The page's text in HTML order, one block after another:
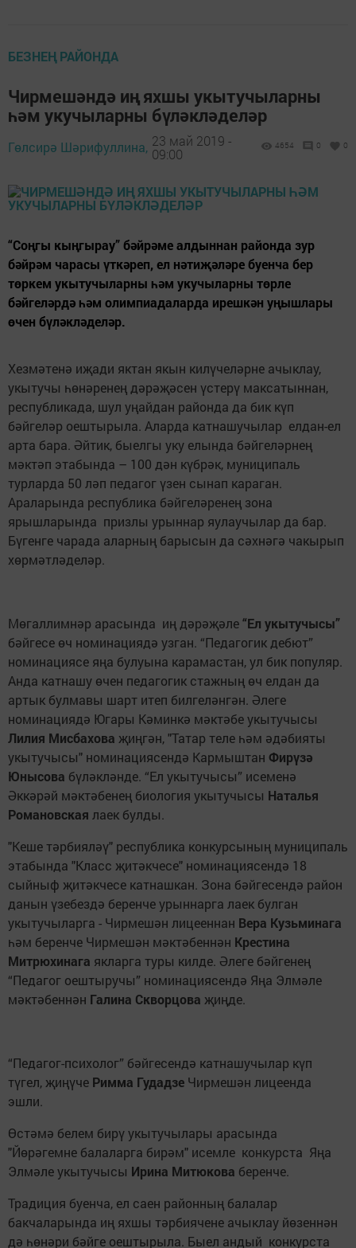
БЕЗНЕҢ РАЙОНДА
Чирмешәндә иң яхшы укытучыларны
һәм укучыларны бүләкләделәр
Гөлсирә Шәрифуллина, 23 май 2019 -
09:00
4654 0 0
“Соңгы кыңгырау” бәйрәме алдыннан районда зур
бәйрәм чарасы үткәреп, ел нәтиҗәләре буенча бер
төркем укытучыларны һәм укучыларны төрле
бәйгеләрдә һәм олимпиадаларда ирешкән уңышлары
өчен бүләкләделәр.
Хезмәтенә иҗади яктан якын килүчеләрне ачыклау,
укытучы һөнәренең дәрәҗәсен үстерү максатыннан,
республикада, шул уңайдан районда да бик күп
бәйгеләр оештырыла. Аларда катнашучылар елдан-ел
арта бара. Әйтик, быелгы уку елында бәйгеләрнең
мәктәп этабында – 100 дән күбрәк, муниципаль
турларда 50 ләп педагог үзен сынап караган.
Араларында республика бәйгеләренең зона
ярышларында призлы урыннар яулаучылар да бар.
Бүгенге чарада аларның барысын да сәхнәгә чакырып
хөрмәтләделәр.
Мөгаллимнәр арасында иң дәрәҗәле“Ел укытучысы”
бәйгесе өч номинациядә узган. “Педагогик дебют”
номинациясе яңа булуына карамастан, ул бик популяр.
Анда катнашу өчен педагогик стажның өч елдан да
артык булмавы шарт итеп билгеләнгән. Әлеге
номинациядә Югары Кәминкә мәктәбе укытучысы
Лилия Мисбахова җиңгән, "Татар теле һәм әдәбияты
укытучысы" номинациясендә Кармыштан Фирүзә
Юнысова бүләкләнде. “Ел укытучысы” исеменә
Әккәрәй мәктәбенең биология укытучысы Наталья
Романовская лаек булды.
"Кеше тәрбияләү" республика конкурсының муниципаль
этабында "Класс җитәкчесе" номинациясендә 18
сыйныф җитәкчесе катнашкан. Зона бәйгесендә район
данын үзебездә беренче урыннарга лаек булган
укытучыларга - Чирмешән лицееннан Вера Кузьминага
һәм беренче Чирмешән мәктәбеннән Крестина
Митрюхинага якларга туры килде. Әлеге бәйгенең
“Педагог оештыручы” номинациясендә Яңа Элмәле
мәктәбеннән Галина Скворцова җиңде.
“Педагог-психолог” бәйгесендә катнашучылар күп
түгел, җиңүче Римма Гудадзе Чирмешән лицеенда
эшли.
Өстәмә белем бирү укытучылары арасында
"Йөрәгемне балаларга бирәм" исемле конкурста Яңа
Элмәле укытучысы Ирина Митюкова беренче.
Традиция буенча, ел саен районның балалар
бакчаларында иң яхшы тәрбиячене ачыклау йөзеннән
дә һөнәри бәйге оештырыла. Быел андый конкурста